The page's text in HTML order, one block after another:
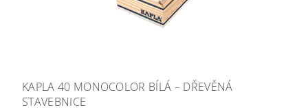
KAPLA 40 MONOCOLOR BÍLÁ – DŘEVĚNÁ
STAVEBNICE